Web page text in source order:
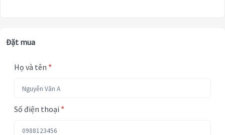
Đặt mua
Họ và tên *
Số điện thoại *